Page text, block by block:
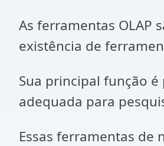
As ferramentas OLAP
existência de
Sua principal função
adequada para
Essas ferramentas de